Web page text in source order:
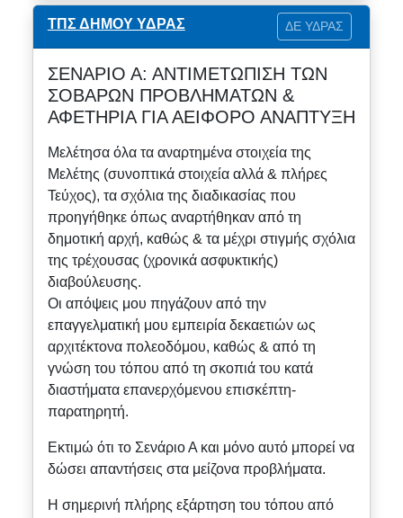
ΤΠΣ ΔΗΜΟΥ ΥΔΡΑΣ ΔΕ ΥΔΡΑΣ
ΣΕΝΑΡΙΟ Α: ΑΝΤΙΜΕΤΩΠΙΣΗ ΤΩΝ
ΣΟΒΑΡΩΝ ΠΡΟΒΛΗΜΑΤΩΝ &
ΑΦΕΤΗΡΙΑ ΓΙΑ ΑΕΙΦΟΡΟ ΑΝΑΠΤΥΞΗ
Μελέτησα όλα τα αναρτημένα στοιχεία της
Μελέτης (συνοπτικά στοιχεία αλλά & πλήρες
Τεύχος), τα σχόλια της διαδικασίας που
προηγήθηκε όπως αναρτήθηκαν από τη
δημοτική αρχή, καθώς & τα μέχρι στιγμής σχόλια
της τρέχουσας (χρονικά ασφυκτικής)
διαβούλευσης.
Οι απόψεις μου πηγάζουν από την
επαγγελματική μου εμπειρία δεκαετιών ως
αρχιτέκτονα πολεοδόμου, καθώς & από τη
γνώση του τόπου από τη σκοπιά του κατά
διαστήματα επανερχόμενου επισκέπτη-
παρατηρητή.
Εκτιμώ ότι το Σενάριο Α και μόνο αυτό μπορεί να
δώσει απαντήσεις στα μείζονα προβλήματα.
Η σημερινή πλήρης εξάρτηση του τόπου από